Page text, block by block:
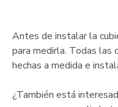
Antes de instalar la
para medirla. Todas las
hechas a medida e
¿También está